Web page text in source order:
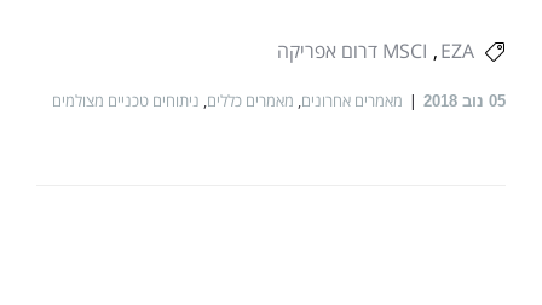
EZA MSCI דרום אפריקה
05 נוב 2018 מאמרים אחרונים, מאמרים כללים, ניתוחים טכניים מצולמים